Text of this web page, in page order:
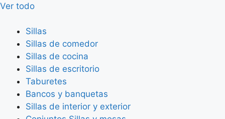
Ver todo
Sillas
Sillas de comedor
Sillas de cocina
Sillas de escritorio
Taburetes
Bancos y banquetas
Sillas de interior y exterior